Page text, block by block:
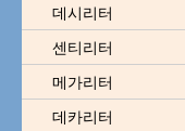
데시리터
센티리터
메가리터
데카리터